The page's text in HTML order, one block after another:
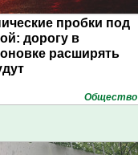
пробки под
дорогу в
расширять
Общество